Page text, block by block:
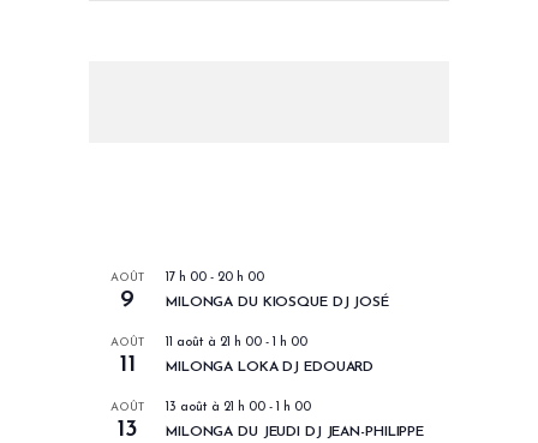
AOÛT
9
17 h 00 - 20 h 00
MILONGA DU KIOSQUE DJ JOSÉ
AOÛT
11
11 août à 21 h 00 - 1 h 00
MILONGA LOKA DJ EDOUARD
AOÛT
13
13 août à 21 h 00 - 1 h 00
MILONGA DU JEUDI DJ JEAN-PHILIPPE